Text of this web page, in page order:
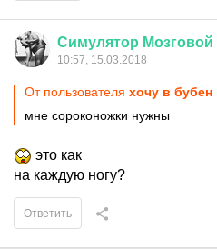
Симулятор Мозговой
10:57, 15.03.2018
От пользователя хочу в бубен
мне сороконожки нужны
это как
на каждую ногу?
Ответить